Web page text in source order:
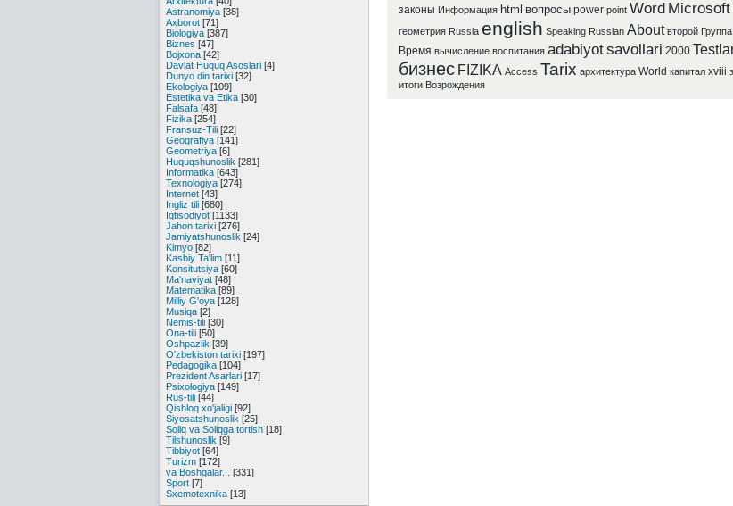
Astranomiya [38]
Axborot [71]
Biologiya [387]
Biznes [47]
Bojxona [42]
Davlat Huquq Asoslari [4]
Dunyo din tarixi [32]
Ekologiya [109]
Estetika va Etika [30]
Falsafa [48]
Fizika [254]
Fransuz-Tili [22]
Geografiya [141]
Geometriya [6]
Huquqshunoslik [281]
Informatika [643]
Texnologiya [274]
Internet [43]
Ingliz tili [680]
Iqtisodiyot [1133]
Jahon tarixi [276]
Jamiyatshunoslik [24]
Kimyo [82]
Kasbiy Ta'lim [11]
Konsitutsiya [60]
Ma'naviyat [48]
Matematika [89]
Milliy G'oya [128]
Musiqa [2]
Nemis-tili [30]
Ona-tili [50]
Oshpazlik [39]
O'zbekiston tarixi [197]
Pedagogika [104]
Prezident Asarlari [17]
Psixologiya [149]
Rus-tili [44]
Qishloq xo'jaligi [92]
Siyosatshunoslik [25]
Soliq va Soliqga tortish [18]
Tilshunoslik [9]
Tibbiyot [64]
Turizm [172]
va Boshqalar...
[331]
Sport [7]
Sxemotexnika [13]
законы Информация html вопросы power point Word Microsoft
геометрия Russia english Speaking Russian About второй Группа
Время вычисление воспитания adabiyotsavollari 2000
бизнес FIZIKA Access Tarix архитектура World капитал xviii
итоги Возрождения